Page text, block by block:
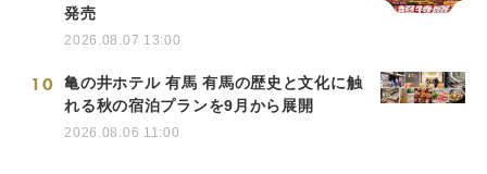
発売
2026.08.07 13:00
10
亀の井ホテル 有馬 有馬の歴史と文化に触
れる秋の宿泊プランを9月から展開
2026.08.06 11:00